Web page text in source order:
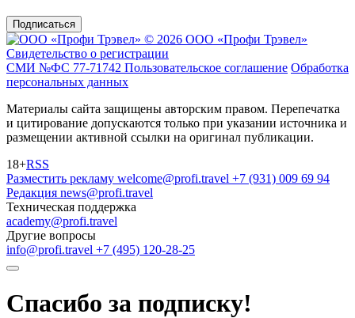
Подписаться
© 2026 ООО «Профи Трэвeл»
Свидетельство о регистрации
СМИ №ФС 77-71742 Пользовательское соглашение Обработка
персональных данных
Материалы сайта защищены авторским правом. Перепечатка
и цитирование допускаются только при указании источника и
размещении активной ссылки на оригинал публикации.
18+RSS
Разместить рекламу welcome@profi.travel +7 (931) 009 69 94
Редакция news@profi.travel
Техническая поддержка
academy@profi.travel
Другие вопросы
info@profi.travel +7 (495) 120-28-25
Спасибо за подписку!